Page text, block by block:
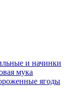
и начинки
мука
ягоды